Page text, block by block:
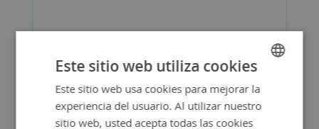
SPANISH
ENGLISH
Este sitio web utiliza cookies
Este sitio web usa cookies para mejorar la
experiencia del usuario. Al utilizar nuestro
sitio web, usted acepta todas las cookies